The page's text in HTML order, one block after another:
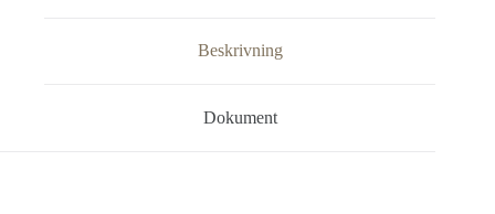
Beskrivning
Dokument